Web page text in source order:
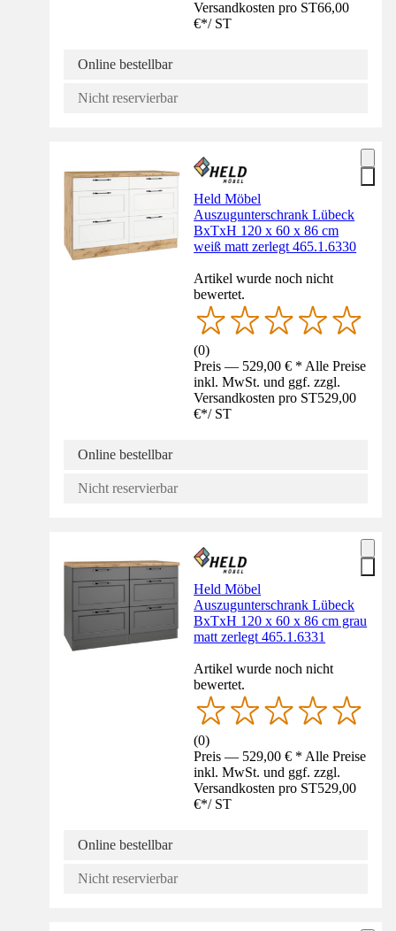
Versandkosten pro ST66,00
€*/ ST
Online bestellbar
Nicht reservierbar
Held Möbel
Auszugunterschrank Lübeck
BxTxH 120 x 60 x 86 cm
weiß matt zerlegt 465.1.6330
Artikel wurde noch nicht
bewertet.
(0)
Preis — 529,00 € * Alle Preise
inkl. MwSt. und ggf. zzgl.
Versandkosten pro ST529,00
€*/ ST
Online bestellbar
Nicht reservierbar
Held Möbel
Auszugunterschrank Lübeck
BxTxH 120 x 60 x 86 cm grau
matt zerlegt 465.1.6331
Artikel wurde noch nicht
bewertet.
(0)
Preis — 529,00 € * Alle Preise
inkl. MwSt. und ggf. zzgl.
Versandkosten pro ST529,00
€*/ ST
Online bestellbar
Nicht reservierbar